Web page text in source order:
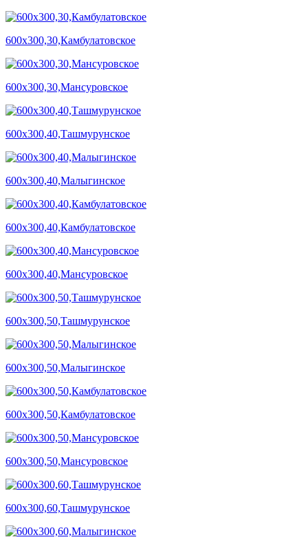
600х300,30,Камбулатовское
600х300,30,Мансуровское
600х300,40,Ташмурунское
600х300,40,Малыгинское
600х300,40,Камбулатовское
600х300,40,Мансуровское
600х300,50,Ташмурунское
600х300,50,Малыгинское
600х300,50,Камбулатовское
600х300,50,Мансуровское
600х300,60,Ташмурунское